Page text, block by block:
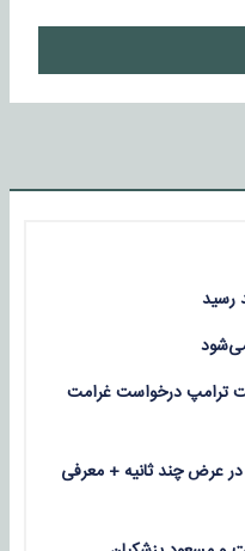
ترامپ درخواست غرامت
در عرض چند ثانیه + معرفی